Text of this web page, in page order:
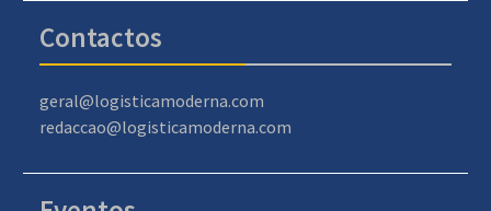
Contactos
geral@logisticamoderna.com
redaccao@logisticamoderna.com